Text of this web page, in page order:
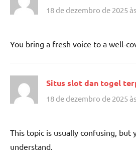
18 de dezembro de 2025
You bring a fresh voice to a well-
Situs slot dan togel
18 de dezembro de 2025
This topic is usually confusing, but
understand.